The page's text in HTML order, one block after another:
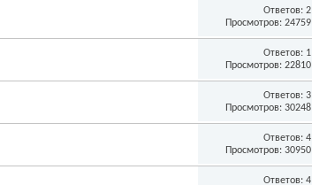
Ответов: 2
Просмотров: 24759
Ответов: 1
Просмотров: 22810
Ответов: 3
Просмотров: 30248
Ответов: 4
Просмотров: 30950
Ответов: 4